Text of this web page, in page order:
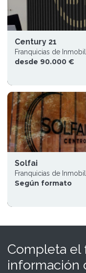
Century 21
Franquicias de
desde 90.000 €
Solfai
Franquicias de
Según formato
Completa el
información